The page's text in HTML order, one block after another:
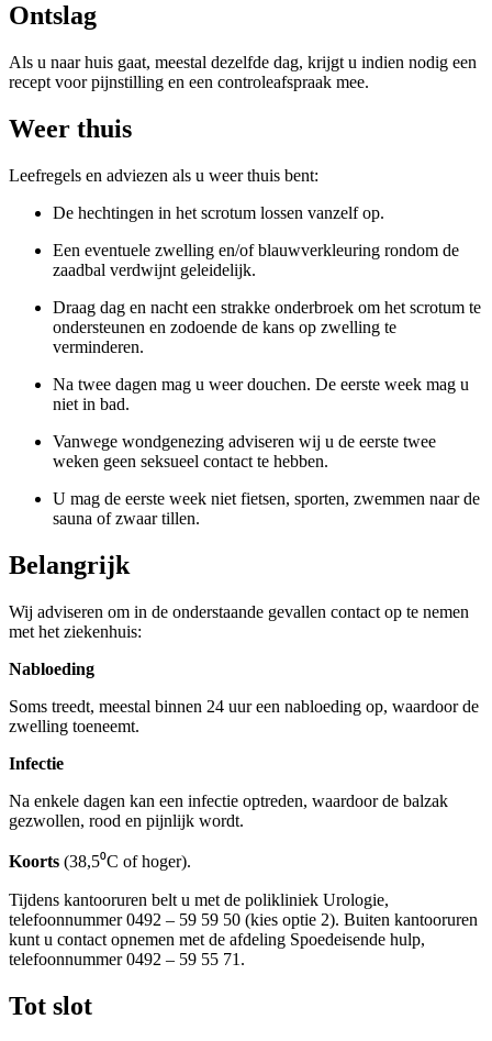
Ontslag
Als u naar huis gaat, meestal dezelfde dag, krijgt u indien nodig een
recept voor pijnstilling en een controleafspraak mee.
Weer thuis
Leefregels en adviezen als u weer thuis bent:
De hechtingen in het scrotum lossen vanzelf op.
Een eventuele zwelling en/of blauwverkleuring rondom de
zaadbal verdwijnt geleidelijk.
Draag dag en nacht een strakke onderbroek om het scrotum te
ondersteunen en zodoende de kans op zwelling te
verminderen.
Na twee dagen mag u weer douchen. De eerste week mag u
niet in bad.
Vanwege wondgenezing adviseren wij u de eerste twee
weken geen seksueel contact te hebben.
U mag de eerste week niet fietsen, sporten, zwemmen naar de
sauna of zwaar tillen.
Belangrijk
Wij adviseren om in de onderstaande gevallen contact op te nemen
met het ziekenhuis:
Nabloeding
Soms treedt, meestal binnen 24 uur een nabloeding op, waardoor de
zwelling toeneemt.
Infectie
Na enkele dagen kan een infectie optreden, waardoor de balzak
gezwollen, rood en pijnlijk wordt.
Koorts (38,5⁰C of hoger).
Tijdens kantooruren belt u met de polikliniek Urologie,
telefoonnummer 0492 – 59 59 50 (kies optie 2). Buiten kantooruren
kunt u contact opnemen met de afdeling Spoedeisende hulp,
telefoonnummer 0492 – 59 55 71.
Tot slot